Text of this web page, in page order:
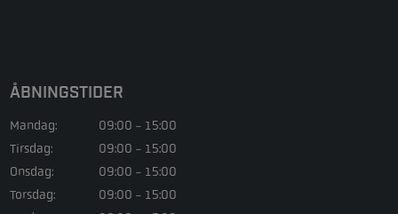
ÅBNINGSTIDER
Mandag:
09:00 - 15:00
Tirsdag:
09:00 - 15:00
Onsdag:
09:00 - 15:00
Torsdag:
09:00 - 15:00